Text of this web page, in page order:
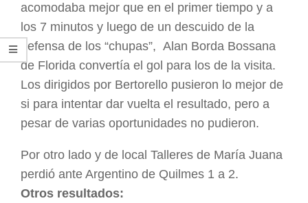
acomodaba mejor que en el primer tiempo y a
los 7 minutos y luego de un descuido de la
defensa de los “chupas”, Alan Borda Bossana
de Florida convertía el gol para los de la visita.
Los dirigidos por Bertorello pusieron lo mejor de
si para intentar dar vuelta el resultado, pero a
pesar de varias oportunidades no pudieron.
Por otro lado y de local Talleres de María Juana
perdió ante Argentino de Quilmes 1 a 2.
Otros resultados: